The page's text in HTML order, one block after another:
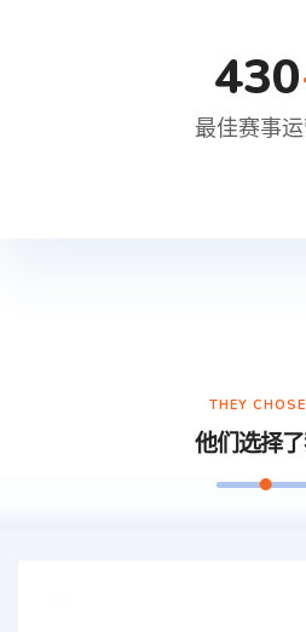
430
最佳赛事
THEY
他们选择